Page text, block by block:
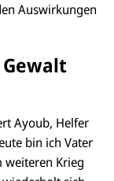
Auswirkungen
Ayoub, Helfer
bin ich Vater
weiteren Krieg